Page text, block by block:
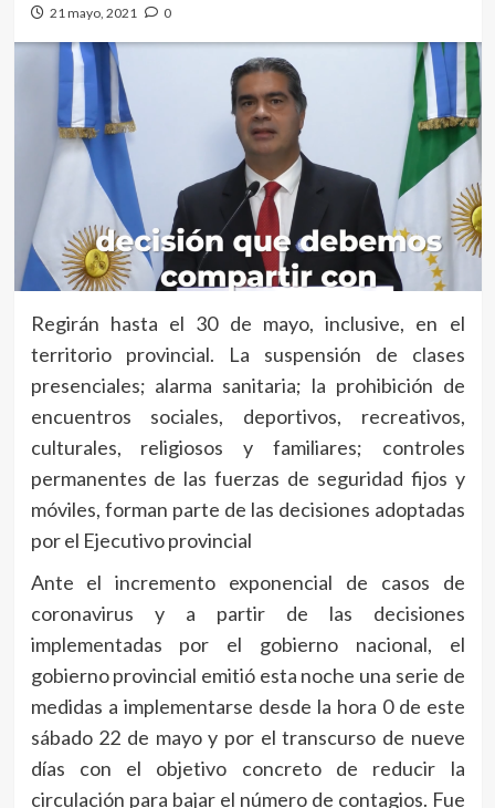
21 mayo, 2021 0
Regirán hasta el 30 de mayo, inclusive, en el
territorio provincial. La suspensión de clases
presenciales; alarma sanitaria; la prohibición de
encuentros sociales, deportivos, recreativos,
culturales, religiosos y familiares; controles
permanentes de las fuerzas de seguridad fijos y
móviles, forman parte de las decisiones adoptadas
por el Ejecutivo provincial
Ante el incremento exponencial de casos de
coronavirus y a partir de las decisiones
implementadas por el gobierno nacional, el
gobierno provincial emitió esta noche una serie de
medidas a implementarse desde la hora 0 de este
sábado 22 de mayo y por el transcurso de nueve
días con el objetivo concreto de reducir la
circulación para bajar el número de contagios. Fue